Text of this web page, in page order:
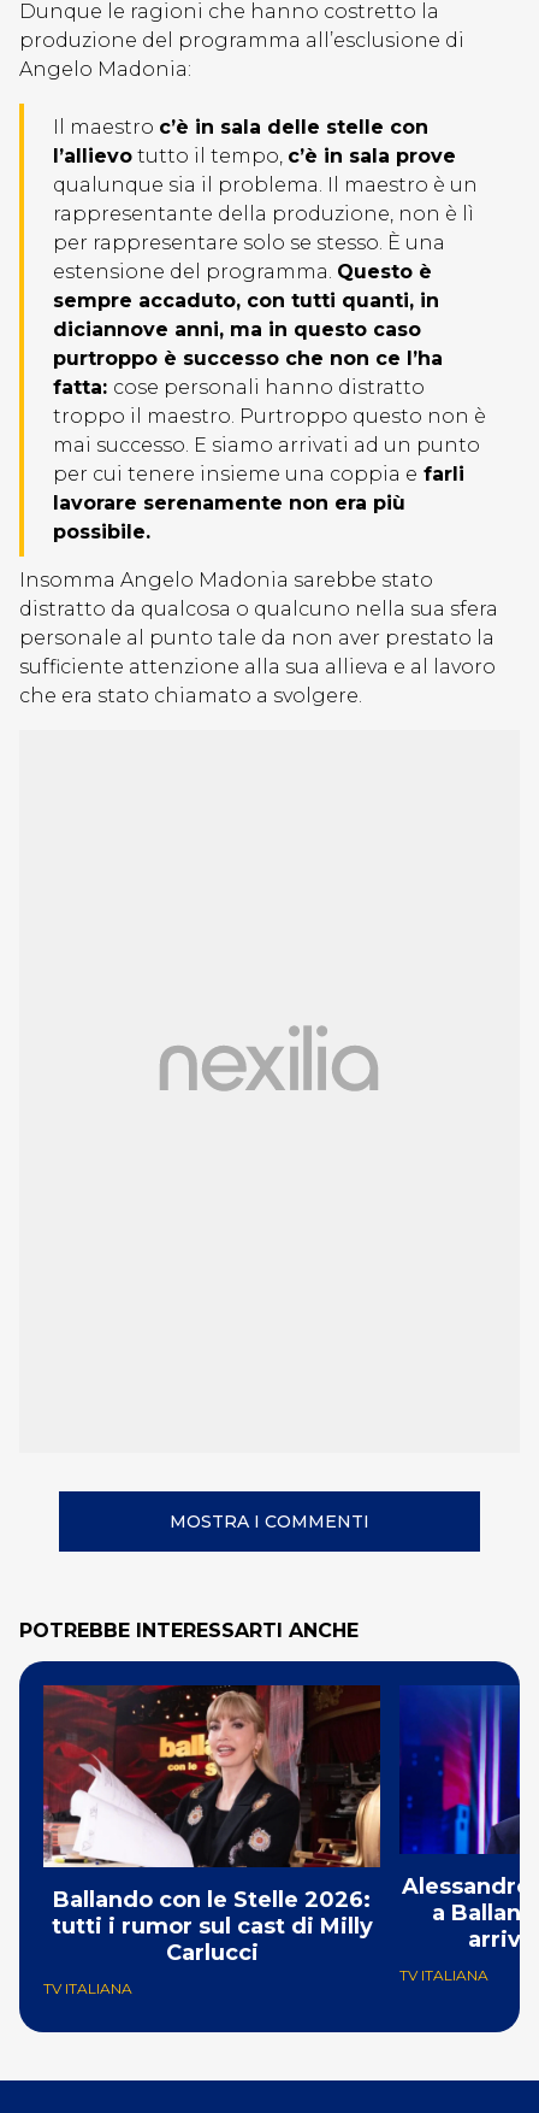
Dunque le ragioni che hanno costretto la
produzione del programma all’esclusione di
Angelo Madonia:
Il maestro c’è in sala delle stelle con
l’allievo tutto il tempo, c’è in sala prove
qualunque sia il problema. Il maestro è un
rappresentante della produzione, non è lì
per rappresentare solo se stesso. È una
estensione del programma. Questo è
sempre accaduto, con tutti quanti, in
diciannove anni, ma in questo caso
purtroppo è successo che non ce l’ha
fatta: cose personali hanno distratto
troppo il maestro. Purtroppo questo non è
mai successo. E siamo arrivati ad un punto
per cui tenere insieme una coppia e farli
lavorare serenamente non era più
possibile.
Insomma Angelo Madonia sarebbe stato
distratto da qualcosa o qualcuno nella sua sfera
personale al punto tale da non aver prestato la
sufficiente attenzione alla sua allieva e al lavoro
che era stato chiamato a svolgere.
MOSTRA I COMMENTI
POTREBBE INTERESSARTI ANCHE
Ballando con le Stelle 2026:
tutti i rumor sul cast di Milly
Carlucci
TV ITALIANA
Alessandro
a
TV ITALIANA